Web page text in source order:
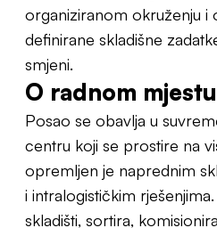
organiziranom okruženju i
definirane skladišne
smjeni.
O radnom mjestu
Posao se obavlja u
centru koji se prostire na
opremljen je naprednim
i intralogističkim
skladišti, sortira,